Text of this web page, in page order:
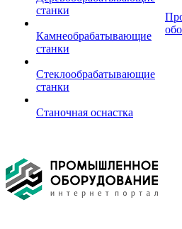
станки
Камнеобрабатывающие
станки
Стеклообрабатывающие
станки
Станочная оснастка